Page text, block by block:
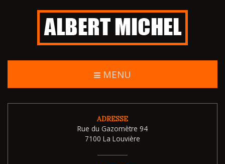
MENU
ADRESSE
Rue du Gazomètre 94
7100 La Louvière